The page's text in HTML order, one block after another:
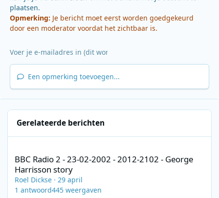
plaatsen.
Opmerking: Je bericht moet eerst worden goedgekeurd
door een moderator voordat het zichtbaar is.
Een opmerking toevoegen...
Gerelateerde berichten
BBC Radio 2 - 23-02-2002 - 2012-2102 - George
Harrisson story
Roel Dickse · 29 april
1 antwoord445 weergaven